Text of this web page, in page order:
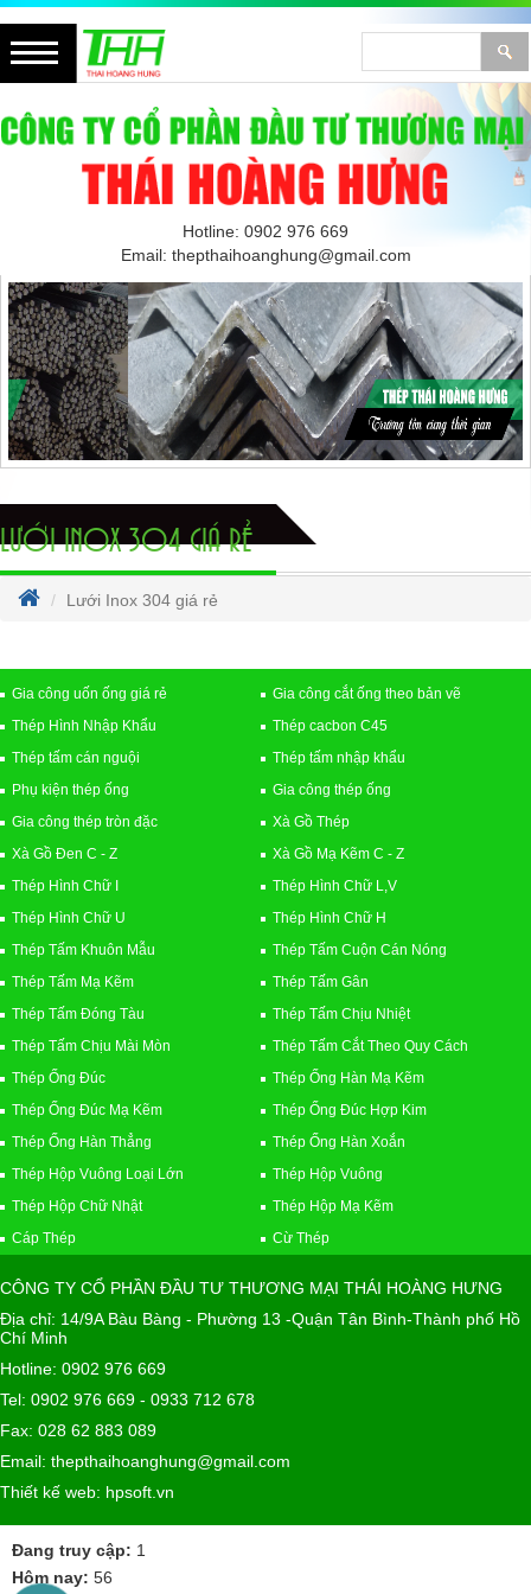
Hotline: 0902 976 669
Email: thepthaihoanghung@gmail.com
LƯỚI INOX 304 GIÁ RẺ
Lưới Inox 304 giá rẻ
Gia công uốn ống giá rẻ
Gia công cắt ống theo bản vẽ
Thép Hình Nhập Khẩu
Thép cacbon C45
Thép tấm cán nguội
Thép tấm nhập khẩu
Phụ kiện thép ống
Gia công thép ống
Gia công thép tròn đặc
Xà Gồ Thép
Xà Gồ Đen C - Z
Xà Gồ Mạ Kẽm C - Z
Thép Hình Chữ I
Thép Hình Chữ L,V
Thép Hình Chữ U
Thép Hình Chữ H
Thép Tấm Khuôn Mẫu
Thép Tấm Cuộn Cán Nóng
Thép Tấm Mạ Kẽm
Thép Tấm Gân
Thép Tấm Đóng Tàu
Thép Tấm Chịu Nhiệt
Thép Tấm Chịu Mài Mòn
Thép Tấm Cắt Theo Quy Cách
Thép Ống Đúc
Thép Ống Hàn Mạ Kẽm
Thép Ống Đúc Mạ Kẽm
Thép Ống Đúc Hợp Kim
Thép Ống Hàn Thẳng
Thép Ống Hàn Xoắn
Thép Hộp Vuông Loại Lớn
Thép Hộp Vuông
Thép Hộp Chữ Nhật
Thép Hộp Mạ Kẽm
Cáp Thép
Cừ Thép
CÔNG TY CỔ PHẦN ĐẦU TƯ THƯƠNG MẠI THÁI HOÀNG HƯNG
Địa chỉ: 14/9A Bàu Bàng - Phường 13 -Quận Tân Bình-Thành phố Hồ
Chí Minh
Hotline: 0902 976 669
Tel: 0902 976 669 - 0933 712 678
Fax: 028 62 883 089
Email: thepthaihoanghung@gmail.com
Thiết kế web: hpsoft.vn
Đang truy cập: 1
Hôm nay: 56